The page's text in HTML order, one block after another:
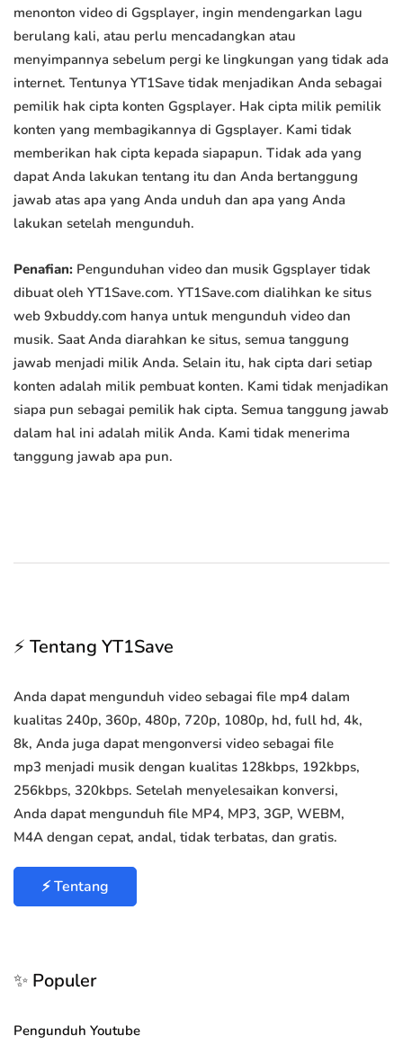
menonton video di Ggsplayer, ingin mendengarkan lagu
berulang kali, atau perlu mencadangkan atau
menyimpannya sebelum pergi ke lingkungan yang tidak ada
internet. Tentunya YT1Save tidak menjadikan Anda sebagai
pemilik hak cipta konten Ggsplayer. Hak cipta milik pemilik
konten yang membagikannya di Ggsplayer. Kami tidak
memberikan hak cipta kepada siapapun. Tidak ada yang
dapat Anda lakukan tentang itu dan Anda bertanggung
jawab atas apa yang Anda unduh dan apa yang Anda
lakukan setelah mengunduh.
Penafian: Pengunduhan video dan musik Ggsplayer tidak
dibuat oleh YT1Save.com. YT1Save.com dialihkan ke situs
web 9xbuddy.com hanya untuk mengunduh video dan
musik. Saat Anda diarahkan ke situs, semua tanggung
jawab menjadi milik Anda. Selain itu, hak cipta dari setiap
konten adalah milik pembuat konten. Kami tidak menjadikan
siapa pun sebagai pemilik hak cipta. Semua tanggung jawab
dalam hal ini adalah milik Anda. Kami tidak menerima
tanggung jawab apa pun.
⚡ Tentang YT1Save
Anda dapat mengunduh video sebagai file mp4 dalam
kualitas 240p, 360p, 480p, 720p, 1080p, hd, full hd, 4k,
8k, Anda juga dapat mengonversi video sebagai file
mp3 menjadi musik dengan kualitas 128kbps, 192kbps,
256kbps, 320kbps. Setelah menyelesaikan konversi,
Anda dapat mengunduh file MP4, MP3, 3GP, WEBM,
M4A dengan cepat, andal, tidak terbatas, dan gratis.
⚡ Tentang
✨ Populer
Pengunduh Youtube